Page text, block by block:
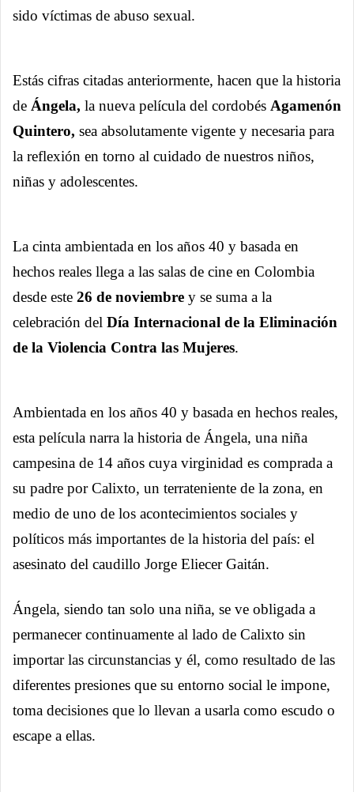
sido víctimas de abuso sexual.
Estás cifras citadas anteriormente, hacen que la historia
de Ángela, la nueva película del cordobés Agamenón
Quintero, sea absolutamente vigente y necesaria para
la reflexión en torno al cuidado de nuestros niños,
niñas y adolescentes.
La cinta ambientada en los años 40 y basada en
hechos reales llega a las salas de cine en Colombia
desde este 26 de noviembre y se suma a la
celebración del Día Internacional de la Eliminación
de la Violencia Contra las Mujeres.
Ambientada en los años 40 y basada en hechos reales,
esta película narra la historia de Ángela, una niña
campesina de 14 años cuya virginidad es comprada a
su padre por Calixto, un terrateniente de la zona, en
medio de uno de los acontecimientos sociales y
políticos más importantes de la historia del país: el
asesinato del caudillo Jorge Eliecer Gaitán.
Ángela, siendo tan solo una niña, se ve obligada a
permanecer continuamente al lado de Calixto sin
importar las circunstancias y él, como resultado de las
diferentes presiones que su entorno social le impone,
toma decisiones que lo llevan a usarla como escudo o
escape a ellas.